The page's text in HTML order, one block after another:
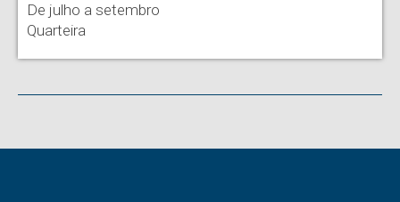
De julho a setembro
Quarteira